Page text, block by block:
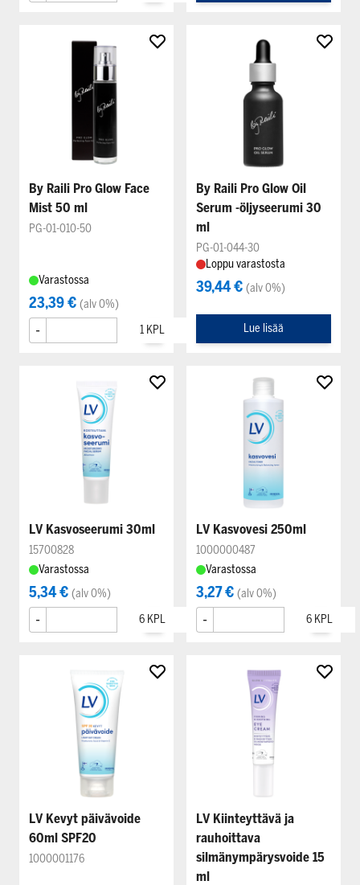
By Raili Pro Glow Face
Mist 50 ml
PG-01-010-50
Varastossa
23,39 € (alv 0%)
-
By Raili Pro Glow Oil
Serum -öljyseerumi 30
ml
PG-01-044-30
Loppu varastosta
39,44 € (alv 0%)
Lue lisää
LV Kasvoseerumi 30ml
15700828
Varastossa
5,34 € (alv 0%)
-
LV Kasvovesi 250ml
1000000487
Varastossa
3,27 € (alv 0%)
-
LV Kevyt päivävoide
60ml SPF20
1000001176
LV Kiinteyttävä ja
rauhoittava
silmänympärysvoide 15
ml